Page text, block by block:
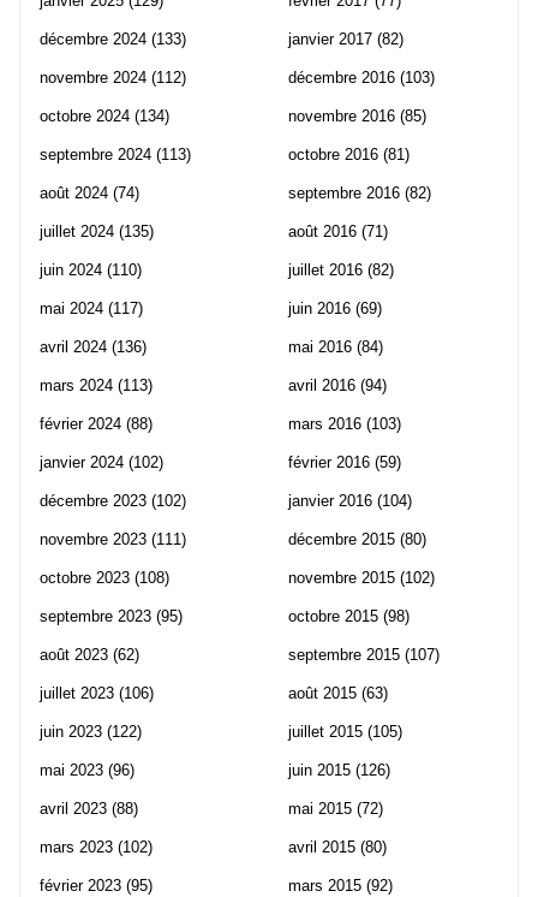
décembre 2024 (133)
novembre 2024 (112)
octobre 2024 (134)
septembre 2024 (113)
août 2024 (74)
juillet 2024 (135)
juin 2024 (110)
mai 2024 (117)
avril 2024 (136)
mars 2024 (113)
février 2024 (88)
janvier 2024 (102)
décembre 2023 (102)
novembre 2023 (111)
octobre 2023 (108)
septembre 2023 (95)
août 2023 (62)
juillet 2023 (106)
juin 2023 (122)
mai 2023 (96)
avril 2023 (88)
mars 2023 (102)
février 2023 (95)
janvier 2017 (82)
décembre 2016 (103)
novembre 2016 (85)
octobre 2016 (81)
septembre 2016 (82)
août 2016 (71)
juillet 2016 (82)
juin 2016 (69)
mai 2016 (84)
avril 2016 (94)
mars 2016 (103)
février 2016 (59)
janvier 2016 (104)
décembre 2015 (80)
novembre 2015 (102)
octobre 2015 (98)
septembre 2015 (107)
août 2015 (63)
juillet 2015 (105)
juin 2015 (126)
mai 2015 (72)
avril 2015 (80)
mars 2015 (92)